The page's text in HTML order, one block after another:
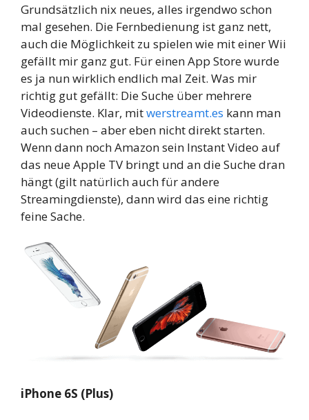
Grundsätzlich nix neues, alles irgendwo schon
mal gesehen. Die Fernbedienung ist ganz nett,
auch die Möglichkeit zu spielen wie mit einer Wii
gefällt mir ganz gut. Für einen App Store wurde
es ja nun wirklich endlich mal Zeit. Was mir
richtig gut gefällt: Die Suche über mehrere
Videodienste. Klar, mitwerstreamt.es kann man
auch suchen – aber eben nicht direkt starten.
Wenn dann noch Amazon sein Instant Video auf
das neue Apple TV bringt und an die Suche dran
hängt (gilt natürlich auch für andere
Streamingdienste), dann wird das eine richtig
feine Sache.
iPhone 6S (Plus)